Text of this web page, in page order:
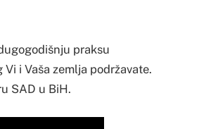
praksu
i Vaša zemlja podržavate.
SAD u BiH.